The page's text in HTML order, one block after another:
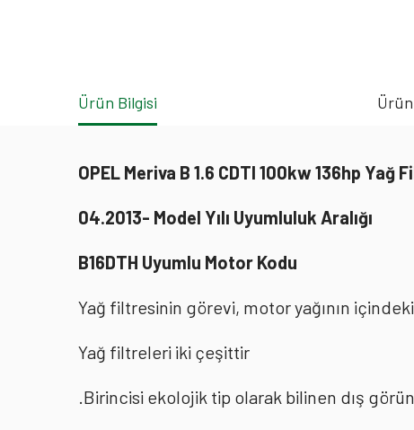
Ürün Bilgisi Ürün
OPEL Meriva B 1.6 CDTI 100kw 136hp Yağ
04.2013- Model Yılı Uyumluluk Aralığı
B16DTH Uyumlu Motor Kodu
Yağ filtresinin görevi, motor yağının
Yağ filtreleri iki çeşittir
.Birincisi ekolojik tip olarak bilinen dış